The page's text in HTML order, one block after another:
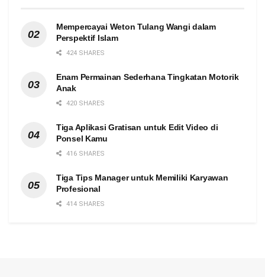
Mempercayai Weton Tulang Wangi dalam
Perspektif Islam
424 SHARES
Enam Permainan Sederhana Tingkatan Motorik
Anak
420 SHARES
Tiga Aplikasi Gratisan untuk Edit Video di
Ponsel Kamu
416 SHARES
Tiga Tips Manager untuk Memiliki Karyawan
Profesional
414 SHARES